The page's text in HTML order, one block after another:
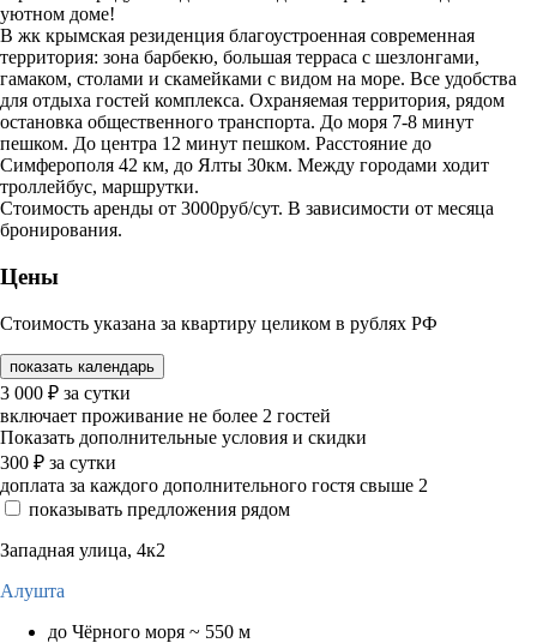
уютном доме!
В жк крымская резиденция благоустроенная современная
территория: зона барбекю, большая терраса с шезлонгами,
гамаком, столами и скамейками с видом на море. Все удобства
для отдыха гостей комплекса. Охраняемая территория, рядом
остановка общественного транспорта. До моря 7-8 минут
пешком. До центра 12 минут пешком. Расстояние до
Симферополя 42 км, до Ялты 30км. Между городами ходит
троллейбус, маршрутки.
Стоимость аренды от 3000руб/сут. В зависимости от месяца
бронирования.
Цены
Стоимость указана за квартиру целиком в рублях РФ
показать календарь
3 000 ₽ за сутки
включает проживание не более 2 гостей
Показать дополнительные условия и скидки
300 ₽ за сутки
доплата за каждого дополнительного гостя свыше 2
показывать предложения рядом
Западная улица, 4к2
Алушта
до Чёрного моря ~ 550 м